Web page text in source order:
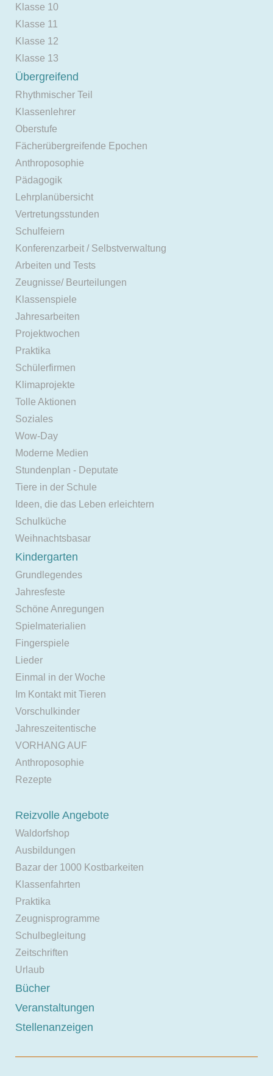
Klasse 10
Klasse 11
Klasse 12
Klasse 13
Übergreifend
Rhythmischer Teil
Klassenlehrer
Oberstufe
Fächerübergreifende Epochen
Anthroposophie
Pädagogik
Lehrplanübersicht
Vertretungsstunden
Schulfeiern
Konferenzarbeit / Selbstverwaltung
Arbeiten und Tests
Zeugnisse/ Beurteilungen
Klassenspiele
Jahresarbeiten
Projektwochen
Praktika
Schülerfirmen
Klimaprojekte
Tolle Aktionen
Soziales
Wow-Day
Moderne Medien
Stundenplan - Deputate
Tiere in der Schule
Ideen, die das Leben erleichtern
Schulküche
Weihnachtsbasar
Kindergarten
Grundlegendes
Jahresfeste
Schöne Anregungen
Spielmaterialien
Fingerspiele
Lieder
Einmal in der Woche
Im Kontakt mit Tieren
Vorschulkinder
Jahreszeitentische
VORHANG AUF
Anthroposophie
Rezepte
Reizvolle Angebote
Waldorfshop
Ausbildungen
Bazar der 1000 Kostbarkeiten
Klassenfahrten
Praktika
Zeugnisprogramme
Schulbegleitung
Zeitschriften
Urlaub
Bücher
Veranstaltungen
Stellenanzeigen